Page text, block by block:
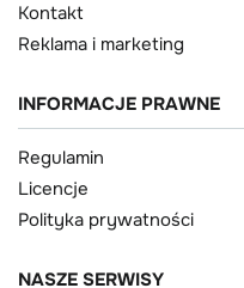
Kontakt
Reklama i marketing
INFORMACJE PRAWNE
Regulamin
Licencje
Polityka prywatności
NASZE SERWISY